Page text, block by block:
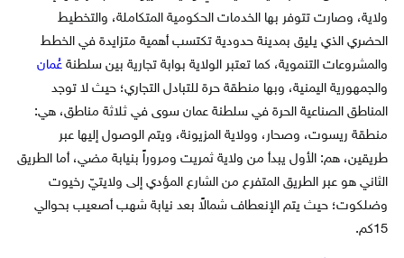
ولاية، وصارت تتوفر بها الخدمات الحكومية المتكاملة، والتخطيط
الحضري الذي يليق بمدينة حدودية تكتسب أهمية متزايدة في الخطط
والمشروعات التنموية، كما تعتبر الولاية بوابة تجارية بين سلطنة عُمان
والجمهورية اليمنية، وبها منطقة حرة للتبادل التجاري؛ حيث لا توجد
المناطق الصناعية الحرة في سلطنة عمان سوى في ثلاثة مناطق، هي:
منطقة ريسوت، وصحار، وولاية المزيونة، ويتم الوصول إليها عبر
طريقين، هم: الأول يبدأ من ولاية ثمريت ومروراً بنيابة مضي، أما الطريق
الثاني هو عبر الطريق المتفرع من الشارع المؤدي إلى ولايتيّ رخيوت
وضلكوت؛ حيث يتم الإنعطاف شمالاً بعد نيابة شهب أصعيب بحوالي
15كم.